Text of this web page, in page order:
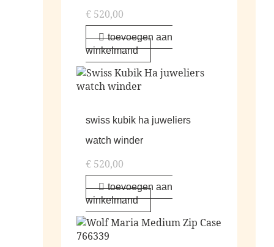
€ 520,00
toevoegen aan
winkelmand
swiss kubik ha juweliers
watch winder
€ 520,00
toevoegen aan
winkelmand